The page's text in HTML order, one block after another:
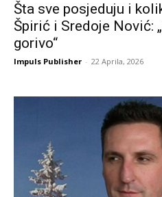
Šta sve posjeduju i
Špirić i Sredoje Nović:
gorivo“
Impuls Publisher - 22 Aprila, 2026